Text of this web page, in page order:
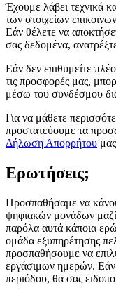
Έχουμε λάβει τεχνικά
των στοιχείων
Εάν θέλετε να
σας δεδομένα,
Εάν δεν επιθυμείτε
τις προσφορές μας,
μέσω του συνδέσμου
Για να μάθετε
προστατεύουμε τα
Δήλωση Απορρήτου
Ερωτήσεις;
Προσπαθήσαμε να
ψηφιακών μονάδων
παρόλα αυτά κάποια
ομάδα εξυπηρέτησης
προσπαθήσουμε να
εργάσιμων ημερών. Εάν
περιόδου, θα σας